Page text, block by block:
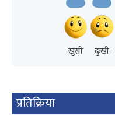
खुसी दुःखी
प्रतिक्रिया